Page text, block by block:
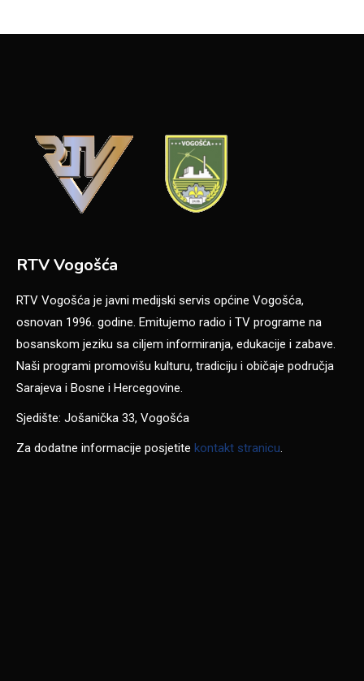
RTV Vogošća
RTV Vogošća je javni medijski servis općine Vogošća,
osnovan 1996. godine. Emitujemo radio i TV programe na
bosanskom jeziku sa ciljem informiranja, edukacije i zabave.
Naši programi promovišu kulturu, tradiciju i običaje područja
Sarajeva i Bosne i Hercegovine.
Sjedište: Jošanička 33, Vogošća
Za dodatne informacije posjetite kontakt stranicu.